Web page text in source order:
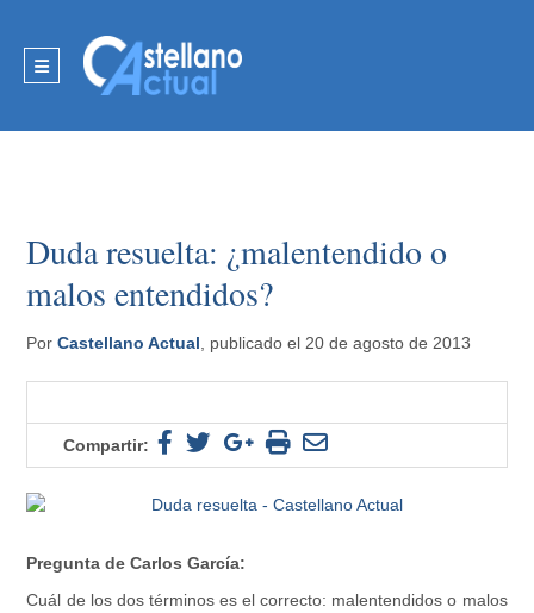
Duda resuelta: ¿malentendido o
malos entendidos?
PorCastellano Actual , publicado el 20 de agosto de 2013
Compartir:
Pregunta de Carlos García:
Cuál de los dos términos es el correcto: malentendidos o malos